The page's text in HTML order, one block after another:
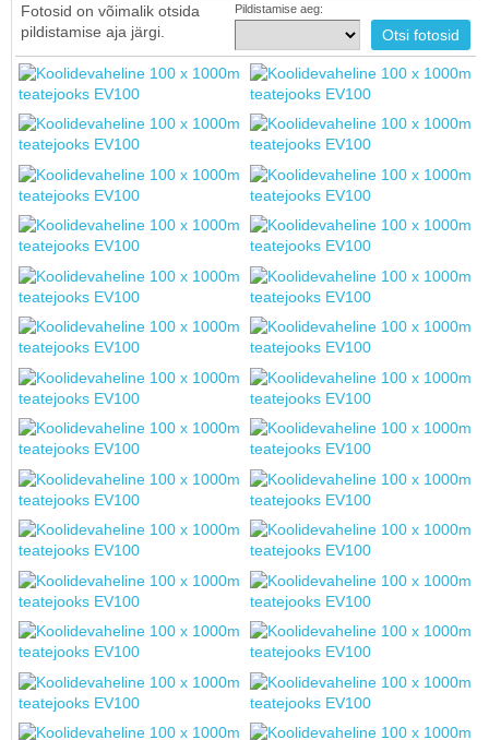
Fotosid on võimalik otsida
pildistamise aja järgi.
Pildistamise aeg: